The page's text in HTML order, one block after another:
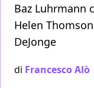
Baz Luhrmann
Helen
DeJonge
di Francesco Alò